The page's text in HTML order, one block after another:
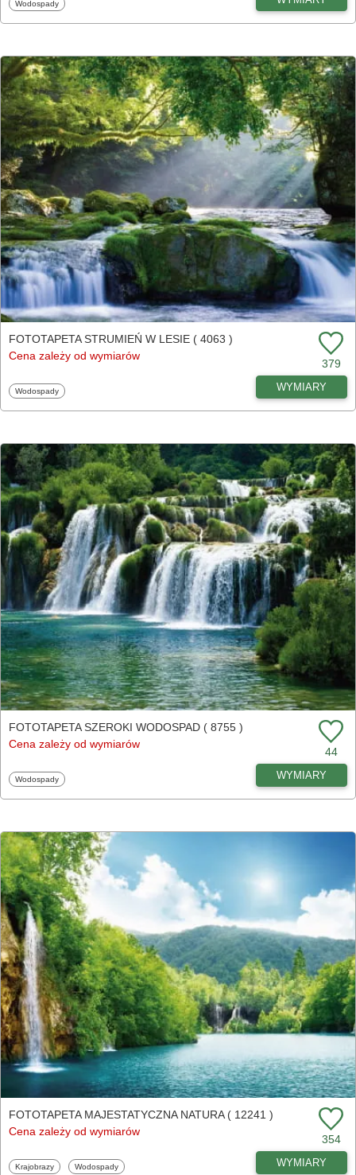
Fototapety
Wodospady
FOTOTAPETA STRUMIEŃ W LESIE ( 4063 )
Cena zależy od wymiarów
379
Fototapety
Wodospady WYMIARY
FOTOTAPETA SZEROKI WODOSPAD ( 8755 )
Cena zależy od wymiarów
44
Fototapety
Wodospady WYMIARY
FOTOTAPETA MAJESTATYCZNA NATURA ( 12241 )
Cena zależy od wymiarów
354
Fototapety
Krajobrazy Fototapety
Wodospady WYMIARY